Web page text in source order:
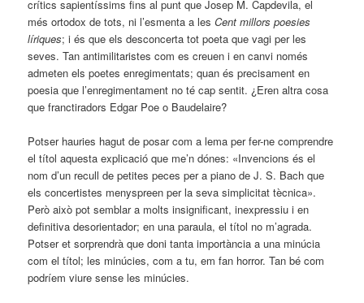
crítics sapientíssims fins al punt que Josep M. Capdevila, el
més ortodox de tots, ni l’esmenta a lesCent millors poesies
líriques; i és que els desconcerta tot poeta que vagi per les
seves. Tan antimilitaristes com es creuen i en canvi només
admeten els poetes enregimentats; quan és precisament en
poesia que l’enregimentament no té cap sentit. ¿Eren altra cosa
que franctiradors Edgar Poe o Baudelaire?
Potser hauries hagut de posar com a lema per fer-ne comprendre
el títol aquesta explicació que me’n dónes: «Invencions és el
nom d’un recull de petites peces per a piano de J. S. Bach que
els concertistes menyspreen per la seva simplicitat tècnica».
Però això pot semblar a molts insignificant, inexpressiu i en
definitiva desorientador; en una paraula, el títol no m’agrada.
Potser et sorprendrà que doni tanta importància a una minúcia
com el títol; les minúcies, com a tu, em fan horror. Tan bé com
podríem viure sense les minúcies.